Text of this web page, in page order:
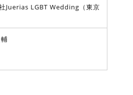
Juerias LGBT Wedding（東京